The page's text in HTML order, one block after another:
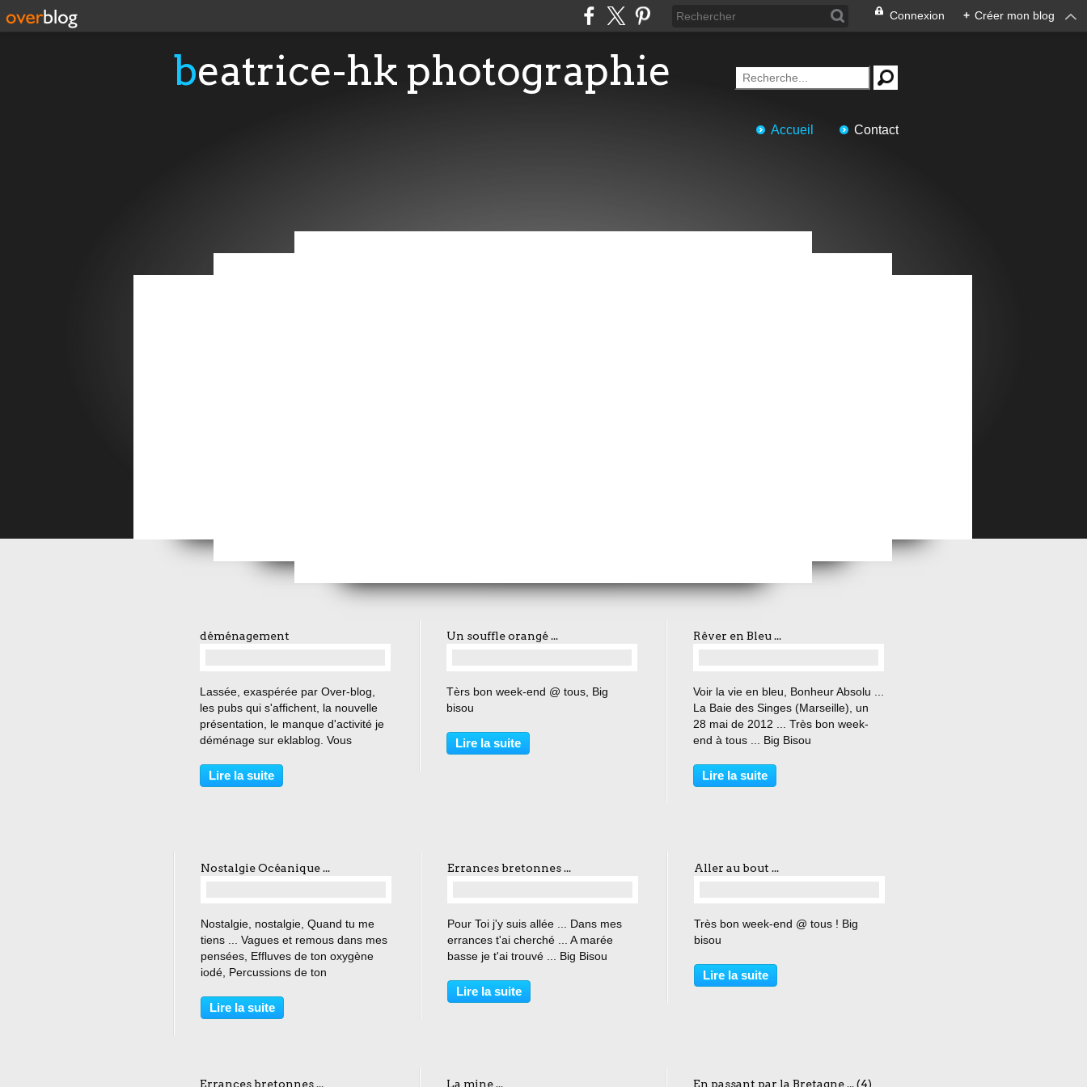
Connexion + Créer mon blog
beatrice-hk photographie
Accueil Contact
Un souffle orangé ...
Rêver en Bleu ...
Nostalgie Océanique ...
déménagement
Lassée, exaspérée par Over-blog,
les pubs qui s'affichent, la nouvelle
présentation, le manque d'activité je
déménage sur eklablog. Vous
http://beatrice-hk.eklablog.com/
Merci à tous et @ bientôt. Big bisou
Lire la suite
Un souffle orangé ...
Tèrs bon week-end @ tous, Big
bisou
Lire la suite
Rêver en Bleu ...
Voir la vie en bleu, Bonheur Absolu ...
La Baie des Singes (Marseille), un
28 mai de 2012 ... Très bon week-
end à tous ... Big Bisou
Lire la suite
Nostalgie Océanique ...
Nostalgie, nostalgie, Quand tu me
tiens ... Vagues et remous dans mes
pensées, Effluves de ton oxygène
iodé, Percussions de ton
Caresses de tes vents ... Océan,
océan, Quand je reviens ... Big bisou
Lire la suite
Errances bretonnes ...
Pour Toi j'y suis allée ... Dans mes
errances t'ai cherché ... A marée
basse je t'ai trouvé ... Big Bisou
Lire la suite
Aller au bout ...
Très bon week-end @ tous ! Big
bisou
Lire la suite
Errances bretonnes ... La mine ... En passant par la Bretagne ... (4)